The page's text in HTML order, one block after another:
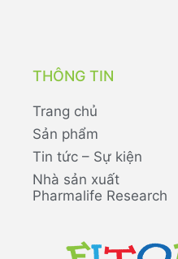
THÔNG TIN
Trang chủ
Sản phẩm
Tin tức – Sự kiện
Nhà sản xuất
Pharmalife Research